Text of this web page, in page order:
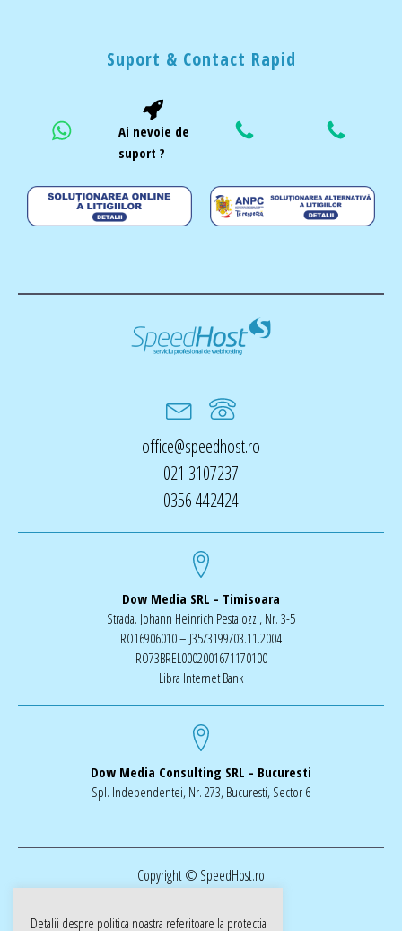
Suport & Contact Rapid
Ai nevoie de
suport ?
office@speedhost.ro
021 3107237
0356 442424
Dow Media SRL - Timisoara
Strada. Johann Heinrich Pestalozzi, Nr. 3-5
RO16906010 – J35/3199/03.11.2004
RO73BREL0002001671170100
Libra Internet Bank
Dow Media Consulting SRL - Bucuresti
Spl. Independentei, Nr. 273, Bucuresti, Sector 6
Copyright © SpeedHost.ro
Detalii despre politica noastra referitoare la protectia